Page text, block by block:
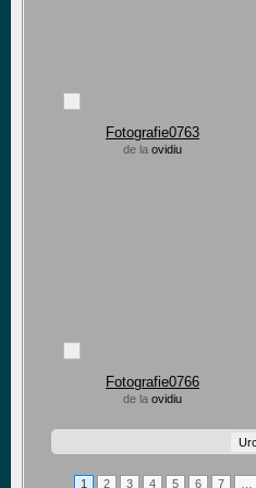
Fotografie0763
de la ovidiu
Fotografie0766
de la ovidiu
1 2 3 4 5 6 7